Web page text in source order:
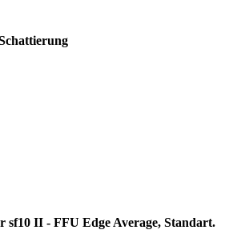
II - FFU Edge Average, Standart.